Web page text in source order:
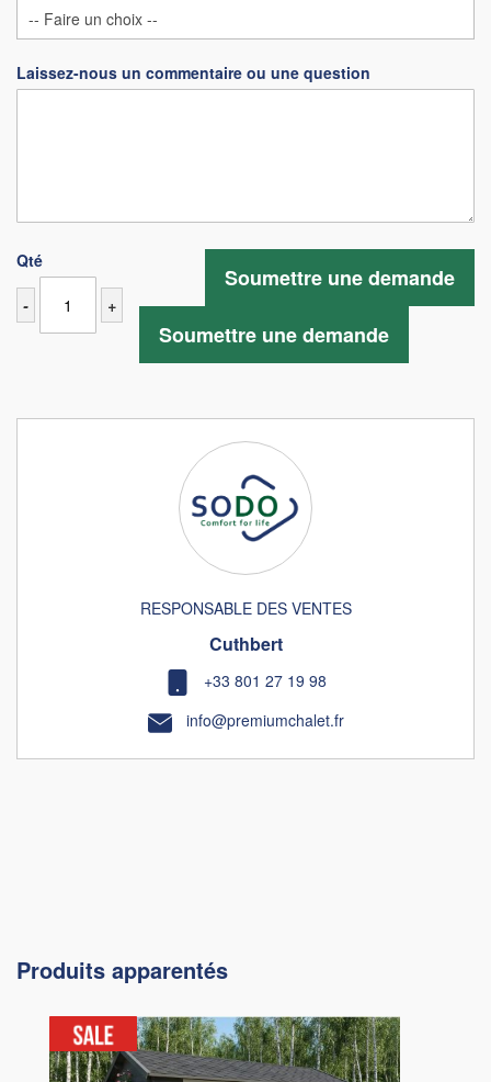
Laissez-nous un commentaire ou une question
Qté
- +
Soumettre une demande
Soumettre une demande
RESPONSABLE DES VENTES
Cuthbert
+33 801 27 19 98
info@premiumchalet.fr
Produits apparentés